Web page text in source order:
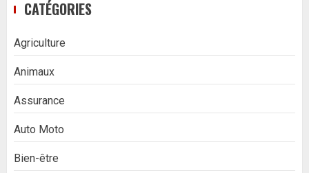
CATÉGORIES
Agriculture
Animaux
Assurance
Auto Moto
Bien-être